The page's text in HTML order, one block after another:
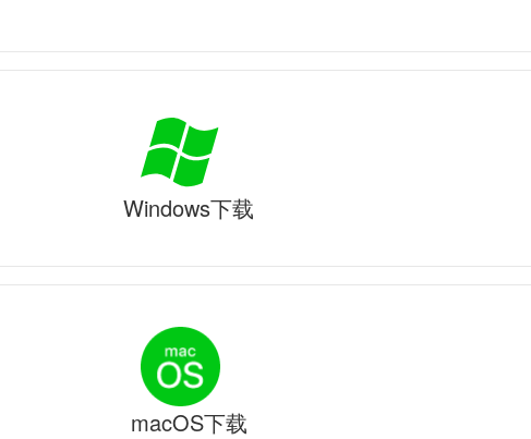
Windows下载
macOS下载